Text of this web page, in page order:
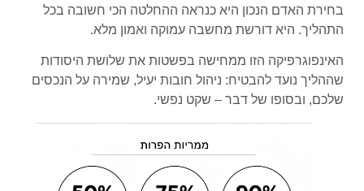
בחירת האדם הנכון היא כנראה ההחלטה הכי חשובה בכל
התהליך. היא דורשת מחשבה עמוקה ואמון מלא.
האינפוגרפיקה הזו ממחישה בפשטות את שלושת היסודות
שההליך נועד להבטיח: ניהול חובות יעיל, שמירה על הנכסים
שלכם, ובסופו של דבר – שקט נפשי.